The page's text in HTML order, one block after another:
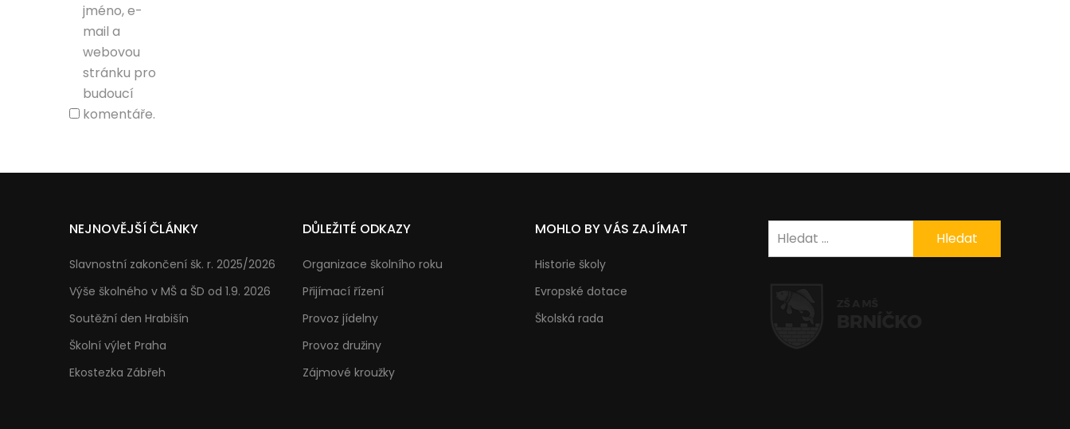
jméno, e-
mail a
webovou
stránku pro
budoucí
komentáře.
NEJNOVĚJŠÍ ČLÁNKY
Slavnostní zakončení šk. r. 2025/2026
Výše školného v MŠ a ŠD od 1.9. 2026
Soutěžní den Hrabišín
Školní výlet Praha
Ekostezka Zábřeh
DŮLEŽITÉ ODKAZY
Organizace školního roku
Přijímací řízení
Provoz jídelny
Provoz družiny
Zájmové kroužky
MOHLO BY VÁS ZAJÍMAT
Historie školy
Evropské dotace
Školská rada